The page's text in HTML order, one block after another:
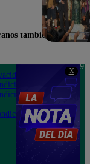
X
también en
Teléfono: 219
Av. San
Felipe 968
Jesús María